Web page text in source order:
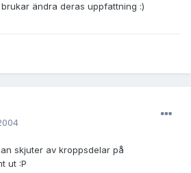
ändra deras uppfattning :)
skjuter av kroppsdelar på
ut :P